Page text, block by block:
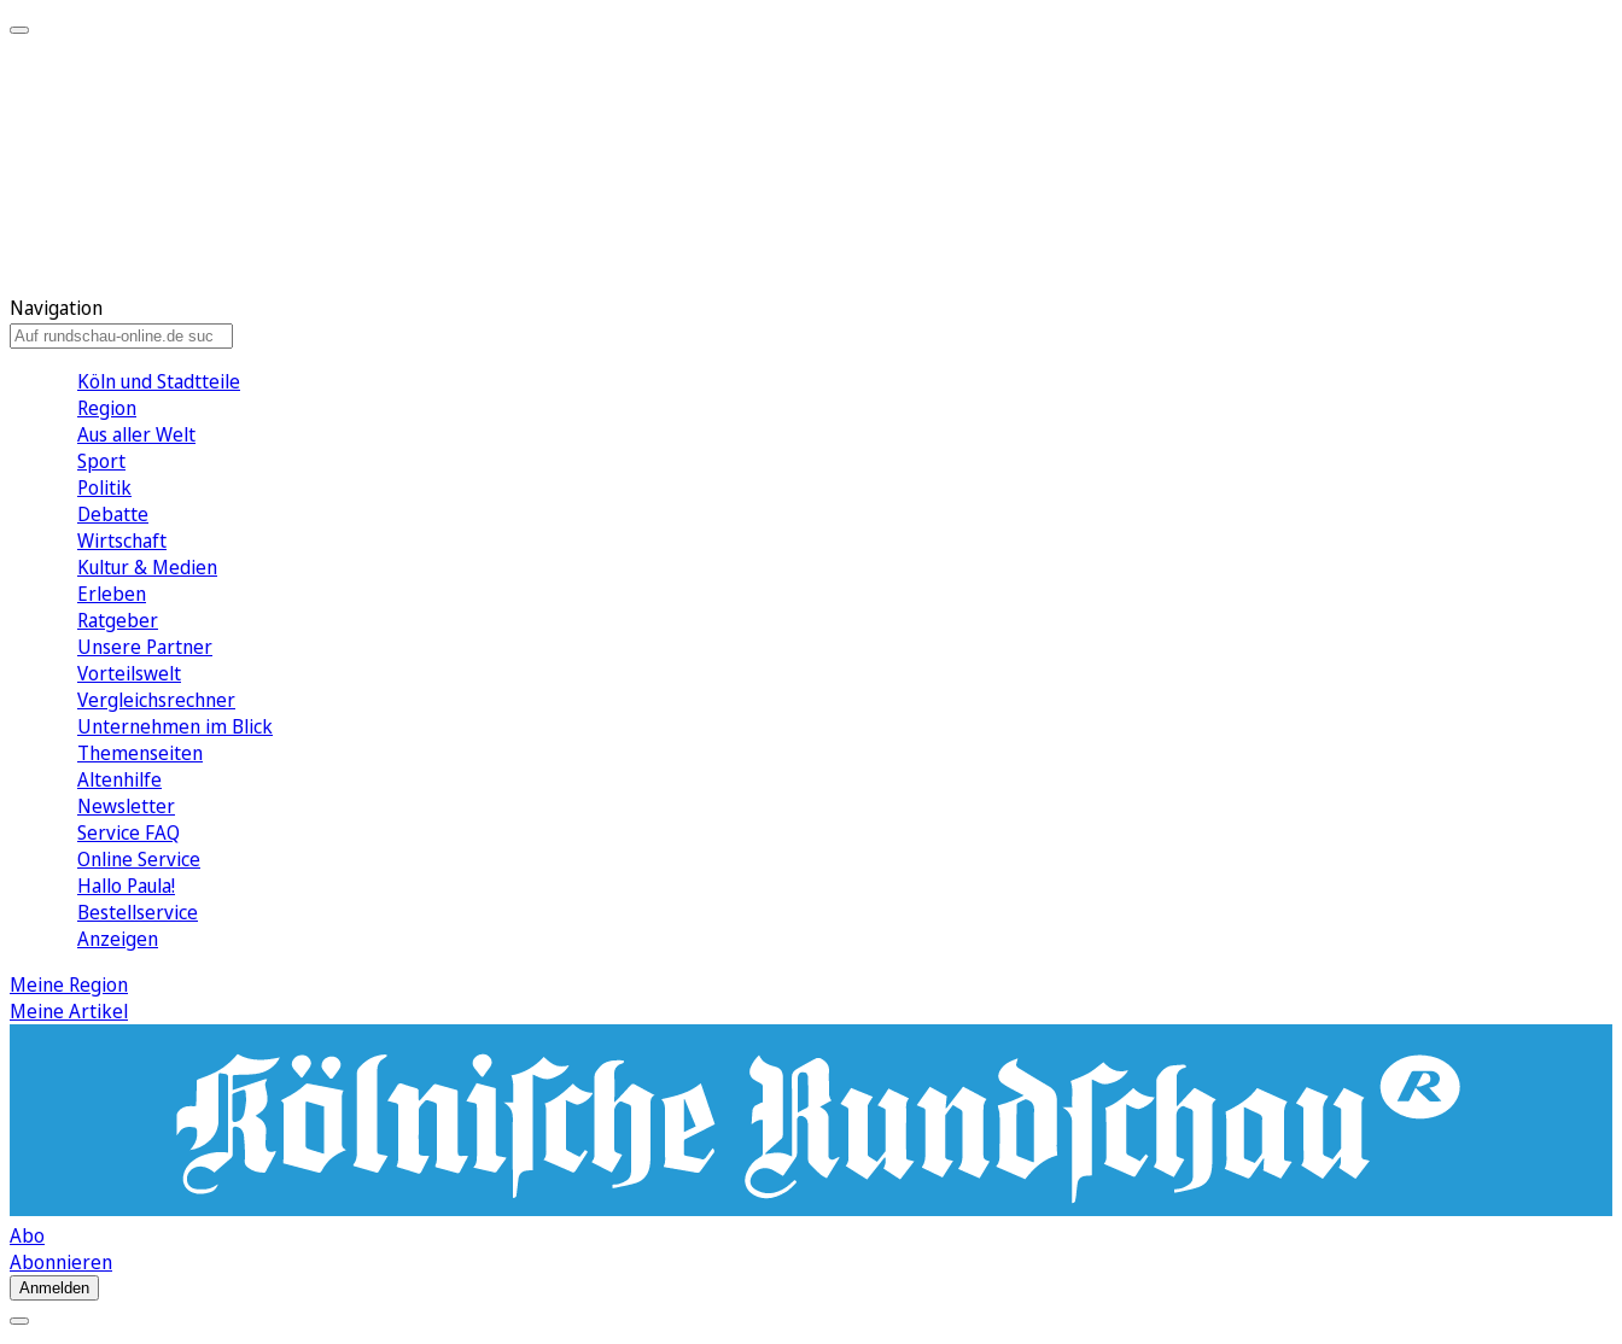
Navigation
Köln und Stadtteile
Region
Aus aller Welt
Sport
Politik
Debatte
Wirtschaft
Kultur & Medien
Erleben
Ratgeber
Unsere Partner
Vorteilswelt
Vergleichsrechner
Unternehmen im Blick
Themenseiten
Altenhilfe
Newsletter
Service FAQ
Online Service
Hallo Paula!
Bestellservice
Anzeigen
Meine Region
Meine Artikel
Abo
Abonnieren
Anmelden